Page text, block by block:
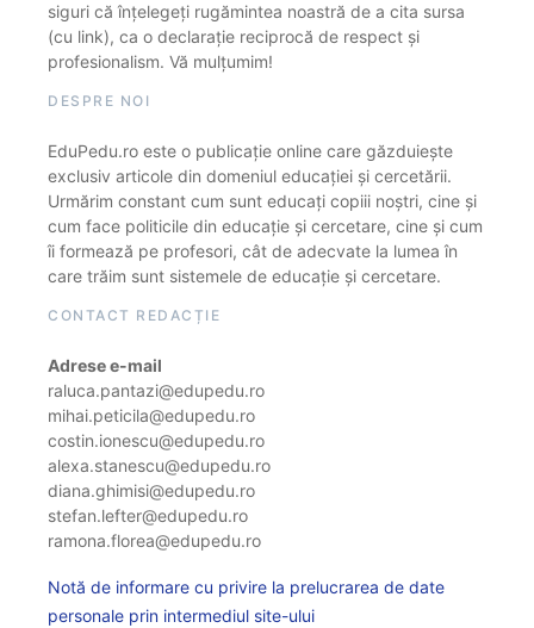
siguri că înțelegeți rugămintea noastră de a cita sursa
(cu link), ca o declarație reciprocă de respect și
profesionalism. Vă mulțumim!
DESPRE NOI
EduPedu.ro este o publicație online care găzduiește
exclusiv articole din domeniul educației și cercetării.
Urmărim constant cum sunt educați copiii noștri, cine și
cum face politicile din educație și cercetare, cine și cum
îi formează pe profesori, cât de adecvate la lumea în
care trăim sunt sistemele de educație și cercetare.
CONTACT REDACȚIE
Adrese e-mail
raluca.pantazi@edupedu.ro
mihai.peticila@edupedu.ro
costin.ionescu@edupedu.ro
alexa.stanescu@edupedu.ro
diana.ghimisi@edupedu.ro
stefan.lefter@edupedu.ro
ramona.florea@edupedu.ro
Notă de informare cu privire la prelucrarea de date
personale prin intermediul site-ului